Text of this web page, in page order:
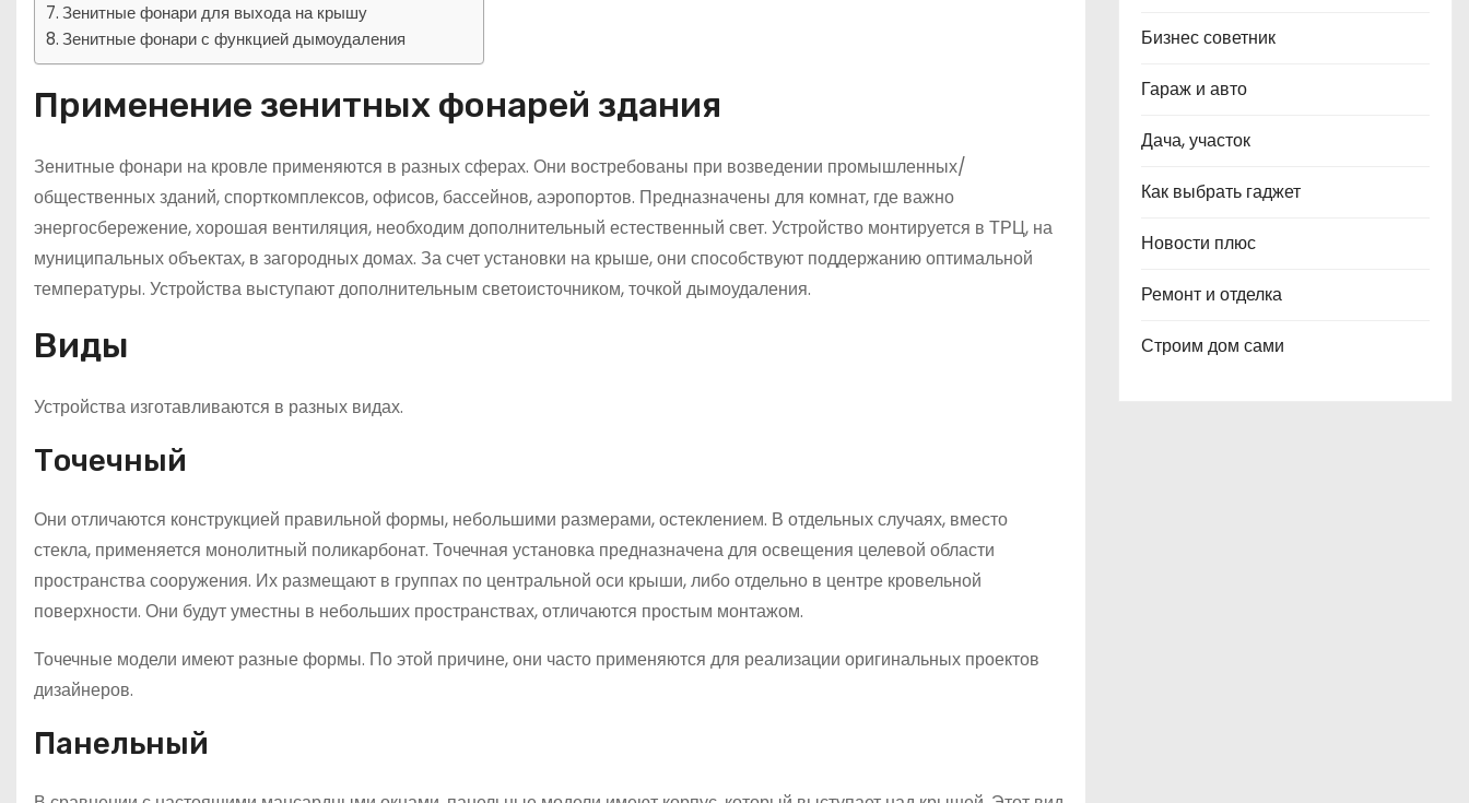
Зенитные фонари для выхода на крышу
Зенитные фонари с функцией дымоудаления
Применение зенитных фонарей здания
Зенитные фонари на кровле применяются в разных сферах. Они востребованы при возведении промышленных/
общественных зданий, спорткомплексов, офисов, бассейнов, аэропортов. Предназначены для комнат, где важно
энергосбережение, хорошая вентиляция, необходим дополнительный естественный свет. Устройство монтируется в ТРЦ, на
муниципальных объектах, в загородных домах. За счет установки на крыше, они способствуют поддержанию оптимальной
температуры. Устройства выступают дополнительным светоисточником, точкой дымоудаления.
Виды
Устройства изготавливаются в разных видах.
Точечный
Они отличаются конструкцией правильной формы, небольшими размерами, остеклением. В отдельных случаях, вместо
стекла, применяется монолитный поликарбонат. Точечная установка предназначена для освещения целевой области
пространства сооружения. Их размещают в группах по центральной оси крыши, либо отдельно в центре кровельной
поверхности. Они будут уместны в небольших пространствах, отличаются простым монтажом.
Точечные модели имеют разные формы. По этой причине, они часто применяются для реализации оригинальных проектов
дизайнеров.
Панельный
Бизнес советник
Гараж и авто
Дача, участок
Как выбрать гаджет
Новости плюс
Ремонт и отделка
Строим дом сами